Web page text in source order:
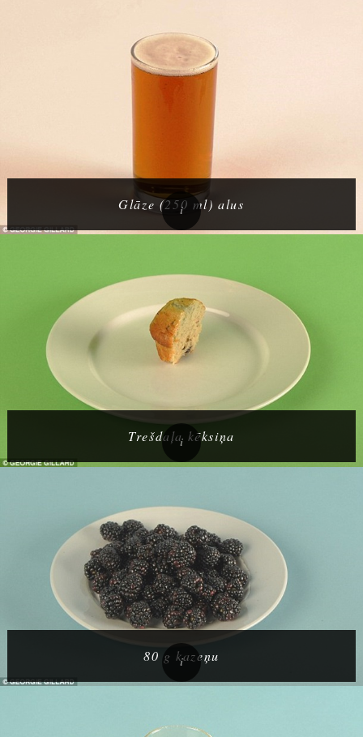
Glāze (250 ml) alus
Trešdaļa kēksiņa
80 g kazeņu